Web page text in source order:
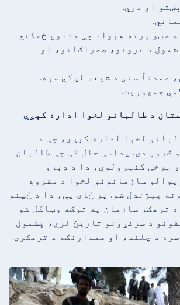
او دري.
خښو پرته هېواد چې متنوع ځمکني
د غرونو، صحراګانو، او
عمدتاً سني د شیعه لږکي سره.
جمهوریت.
لخوا اداره کېږي، چې د
ګروپ دی. پداسې حال کې چې طالبان
برخې کنټرولوي، دا د ډېرو
سازمانونو لخوا د مشروع
پېژندل شو. پر ځای یې، دا د ځینو
ترهګر سازمان په توګه وټاکل شو
د سرغړونو تاریخ لري، پشمول
د چلند، او همدارنګه د ترهګرۍ